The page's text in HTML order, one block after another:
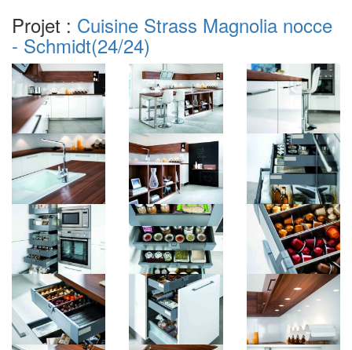
Projet : Cuisine Strass Magnolia nocce
- Schmidt(24/24)